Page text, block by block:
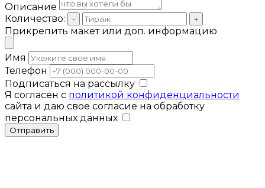
Описание
Количество:
- +
Прикрепить макет или доп. информацию
Имя
Телефон
Подписаться на рассылку
Я согласен с политикой конфиденциальности
сайта и даю свое согласие на обработку
персональных данных
Отправить